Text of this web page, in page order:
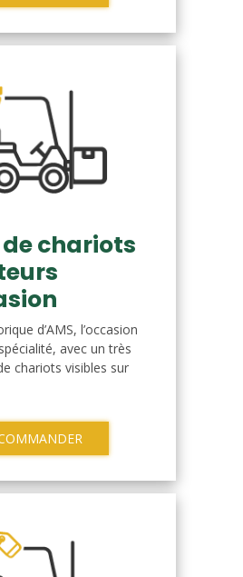
chariots
d’AMS, l’occasion
avec un très
chariots visibles sur